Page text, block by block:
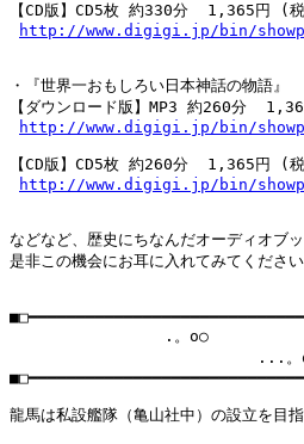
【CD版】CD5枚 約330分  1,365円 (
http://www.digigi.jp/bin/
・『世界一おもしろい日本神話の物語』
【ダウンロード版】MP3 約260分
http://www.digigi.jp/bin/
【CD版】CD5枚 約260分  1,365円 (
http://www.digigi.jp/bin/
などなど、歴史にちなんだオーディオブ
是非この機会にお耳に入れてみてください
.。o○
...。
龍馬は私設艦隊（亀山社中）の設立を目指